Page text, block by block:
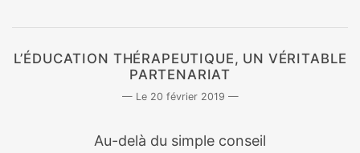
L’ÉDUCATION THÉRAPEUTIQUE, UN VÉRITABLE
PARTENARIAT
20 février 2019
Au-delà du simple conseil